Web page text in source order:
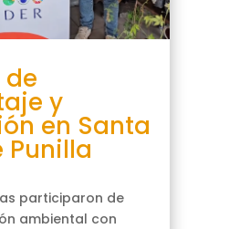
y
en Santa
Punilla
participaron de
ambiental con